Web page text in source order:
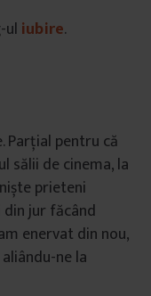
ul iubire.
Parțial pentru că
sălii de cinema, la
prieteni
jur făcând
enervat din nou,
ne la